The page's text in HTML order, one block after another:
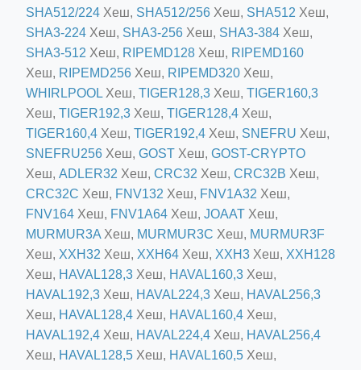
crew-neck-navy-blue/
feed-calculator
SHA512/224 Хеш, SHA512/256 Хеш, SHA512 Хеш,
SHA3-224 Хеш, SHA3-256 Хеш, SHA3-384 Хеш,
SHA3-512 Хеш, RIPEMD128 Хеш, RIPEMD160
Хеш, RIPEMD256 Хеш, RIPEMD320 Хеш,
WHIRLPOOL Хеш, TIGER128,3 Хеш, TIGER160,3
Хеш, TIGER192,3 Хеш, TIGER128,4 Хеш,
TIGER160,4 Хеш, TIGER192,4 Хеш, SNEFRU Хеш,
SNEFRU256 Хеш, GOST Хеш, GOST-CRYPTO
Хеш, ADLER32 Хеш, CRC32 Хеш, CRC32B Хеш,
CRC32C Хеш, FNV132 Хеш, FNV1A32 Хеш,
FNV164 Хеш, FNV1A64 Хеш, JOAAT Хеш,
MURMUR3A Хеш, MURMUR3C Хеш, MURMUR3F
Хеш, XXH32 Хеш, XXH64 Хеш, XXH3 Хеш, XXH128
Хеш, HAVAL128,3 Хеш, HAVAL160,3 Хеш,
HAVAL192,3 Хеш, HAVAL224,3 Хеш, HAVAL256,3
Хеш, HAVAL128,4 Хеш, HAVAL160,4 Хеш,
HAVAL192,4 Хеш, HAVAL224,4 Хеш, HAVAL256,4
Хеш, HAVAL128,5 Хеш, HAVAL160,5 Хеш,